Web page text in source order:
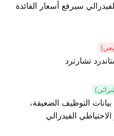
سيرفع أسعار الفائدة
التوظيف الضعيفة،
الفيدرالي